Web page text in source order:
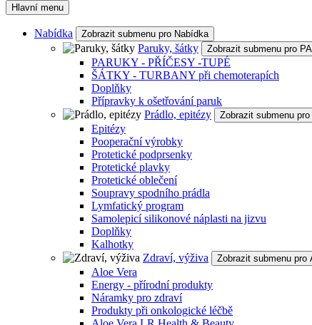
Hlavní menu
Nabídka Zobrazit submenu pro Nabídka
Paruky, šátky Zobrazit submenu pro
PARUKY - PŘÍČESY -TUPÉ
ŠÁTKY - TURBANY při chemoterapích
Doplňky
Přípravky k ošetřování paruk
Prádlo, epitézy
Zobrazit submenu
Epitézy
Pooperační výrobky
Protetické podprsenky
Protetické plavky
Protetické oblečení
Soupravy spodního prádla
Lymfatický program
Samolepicí silikonové náplasti na jizvu
Doplňky
Kalhotky
Zdraví, výživa
Zobrazit submenu pro
Aloe Vera
Energy - přírodní produkty
Náramky pro zdraví
Produkty při onkologické léčbě